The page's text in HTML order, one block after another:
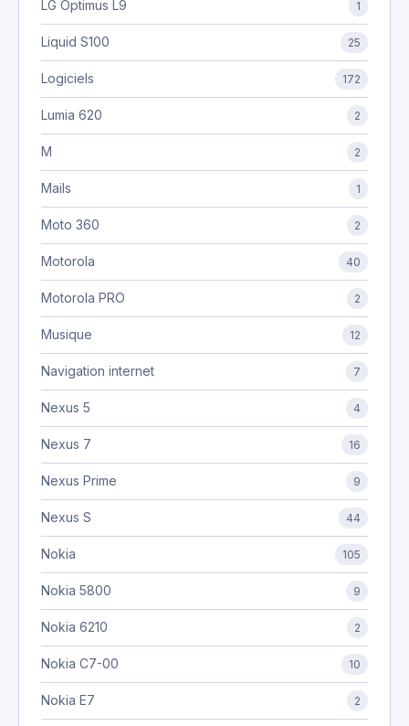
LG Optimus L9 1
Liquid S100 25
Logiciels 172
Lumia 620 2
M 2
Mails 1
Moto 360 2
Motorola 40
Motorola PRO 2
Musique 12
Navigation internet 7
Nexus 5 4
Nexus 7 16
Nexus Prime 9
Nexus S 44
Nokia 105
Nokia 5800 9
Nokia 6210 2
Nokia C7-00 10
Nokia E7 2